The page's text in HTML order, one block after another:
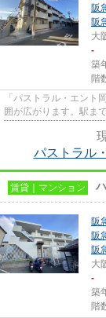
阪
阪
大
-
築
階
「パストラル・エント
囲が広がります。駅ま
パストラル
賃貸｜マンション
阪
阪
阪
大
-
築
階